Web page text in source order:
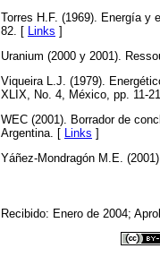
Torres H.F. (1969). Energía y
82. [ Links ]
Uranium (2000 y 2001).
Viqueira L.J. (1979).
XLIX, No. 4, México, pp. 11-
WEC (2001). Borrador de
Argentina. [ Links ]
Yáñez-Mondragón M.E.
Recibido: Enero de 2004;